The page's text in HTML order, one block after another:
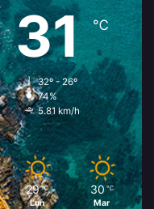
31℃
32º - 26º
74%
5.81 km/h
29 ℃
Lun
30 ℃
Mar